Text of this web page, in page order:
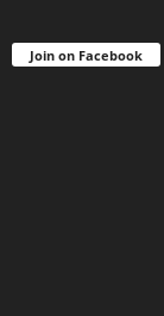
Join on Facebook